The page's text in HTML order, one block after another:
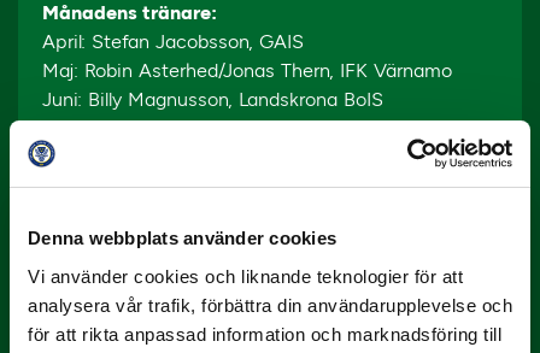
Denna webbplats använder cookies
Vi använder cookies och liknande teknologier för att
analysera vår trafik, förbättra din användarupplevelse och
för att rikta anpassad information och marknadsföring till
Månadens tränare:
April: Stefan Jacobsson, GAIS
Maj: Robin Asterhed/Jonas Thern, IFK Värnamo
Juni: Billy Magnusson, Landskrona BoIS